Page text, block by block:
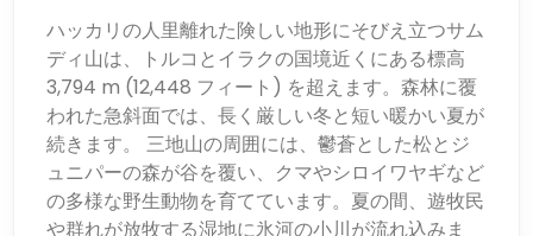
ハッカリの人里離れた険しい地形にそびえ立つサム
ディ山は、トルコとイラクの国境近くにある標高
3,794 m (12,448 フィート) を超えます。森林に覆
われた急斜面では、長く厳しい冬と短い暖かい夏が
続きます。 三地山の周囲には、鬱蒼とした松とジ
ュニパーの森が谷を覆い、クマやシロイワヤギなど
の多様な野生動物を育てています。夏の間、遊牧民
や群れが放牧する湿地に氷河の小川が流れ込みま